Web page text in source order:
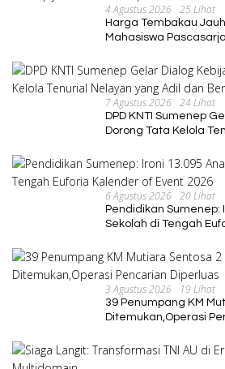
4 Agustus 2026 25 Lihat
Harga Tembakau
Mahasiswa
7 Agustus 2026 24 Lihat
DPD KNTI Sumenep
Dorong Tata Kelola
6 Agustus 2026 20 Lihat
Pendidikan Sumenep:
Sekolah di Tengah
3 Agustus 2026 19 Lihat
39 Penumpang KM
Ditemukan,Operasi